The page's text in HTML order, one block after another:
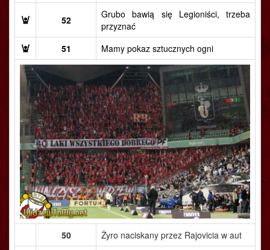
52
Grubo bawią się Legioniści, trzeba
przyznać
51
Mamy pokaz sztucznych ogni
50
Żyro naciskany przez Rajovicia w aut